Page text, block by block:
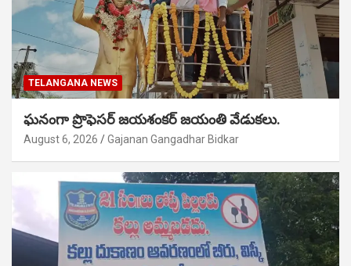
TELANGANA NEWS
ఘనంగా ప్రొఫెసర్ జయశంకర్ జయంతి వేడుకలు.
August 6, 2026 Gajanan Gangadhar Bidkar